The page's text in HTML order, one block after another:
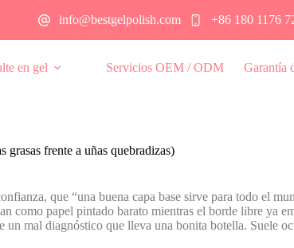
info@bestgelpolish.com +86 180 1176
en gel Servicios OEM / ODM Garantía
grasas frente a uñas quebradizas)
que “una buena capa base sirve para todo el
como papel pintado barato mientras el borde libre ya
un mal diagnóstico que lleva una bonita botella. Suele